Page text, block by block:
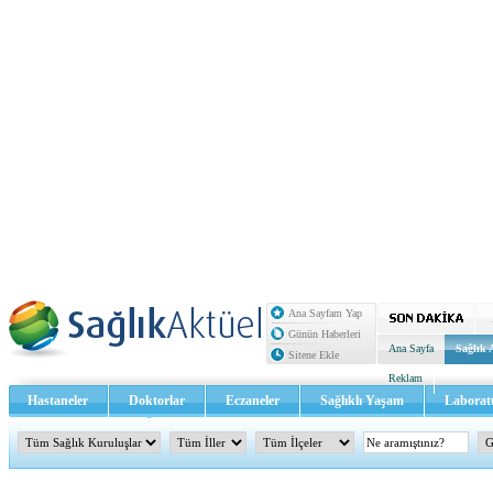
Ana Sayfam Yap
Günün Haberleri
Sitene Ekle
Ana Sayfa Sağlık
Reklam
Hastaneler Doktorlar Eczaneler Sağlıklı Yaşam
Sağlık TV - Video İletişim